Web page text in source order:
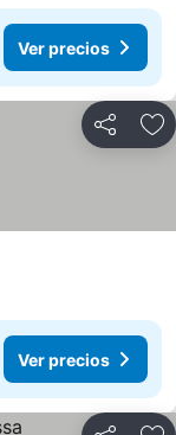
Ver precios
Compartir
Ver precios